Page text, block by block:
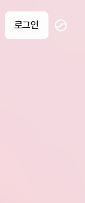
로그인